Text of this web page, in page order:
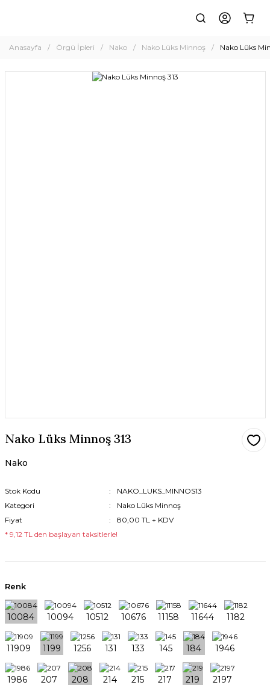
Anasayfa Örgü İpleri Nako Nako Lüks Minnoş Nako Lüks
Nako Lüks Minnoş 313
Nako
Stok Kodu
NAKO_LUKS_MINNOS13
Kategori
Nako Lüks Minnoş
Fiyat
80,00 TL + KDV
* 9,12 TL den başlayan taksitlerle!
Renk